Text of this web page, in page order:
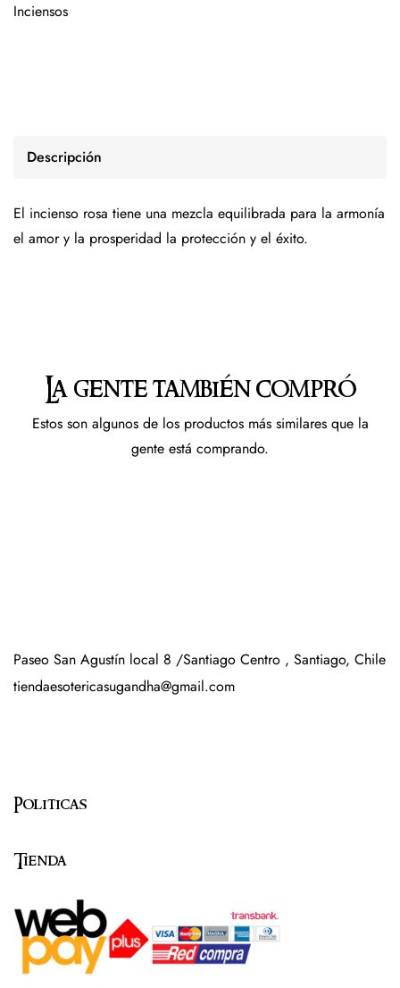
Inciensos
Descripción
El incienso rosa tiene una mezcla equilibrada para la armonía
el amor y la prosperidad la protección y el éxito.
La gente también compró
Estos son algunos de los productos más similares que la
gente está comprando.
Paseo San Agustín local 8 /Santiago Centro , Santiago, Chile
tiendaesotericasugandha@gmail.com
Politicas
Tienda